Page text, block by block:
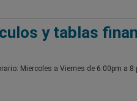
y tablas
Miercoles a Viernes de 6:00pm a